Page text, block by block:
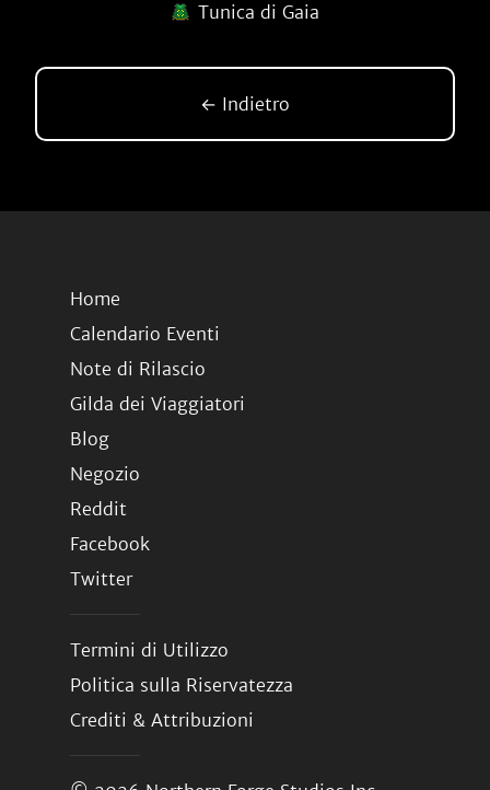
Tunica di Gaia
← Indietro
Home
Calendario Eventi
Note di Rilascio
Gilda dei Viaggiatori
Blog
Negozio
Reddit
Facebook
Twitter
Termini di Utilizzo
Politica sulla Riservatezza
Crediti & Attribuzioni